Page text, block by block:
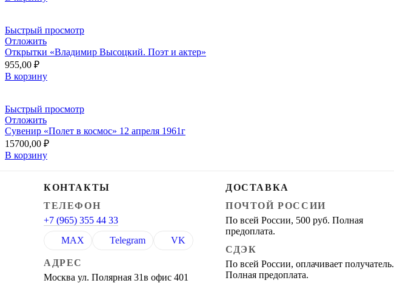
Быстрый просмотр
Отложить
Открытки «Владимир Высоцкий. Поэт и актер»
955,00 ₽
В корзину
Быстрый просмотр
Отложить
Сувенир «Полет в космос» 12 апреля 1961г
15700,00 ₽
В корзину
КОНТАКТЫ
ТЕЛЕФОН
+7 (965) 355 44 33
MAX
Telegram VK
АДРЕС
Москва ул. Полярная 31в офис 401
ДОСТАВКА
ПОЧТОЙ РОССИИ
По всей России, 500 руб. Полная
предоплата.
СДЭК
По всей России, оплачивает получатель.
Полная предоплата.